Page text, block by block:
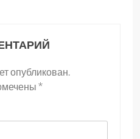
опубликован.
*